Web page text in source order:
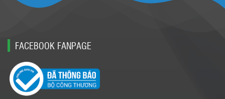
FACEBOOK FANPAGE